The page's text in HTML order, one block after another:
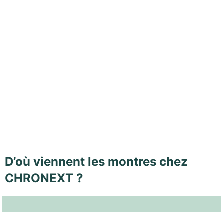
D’où viennent les montres chez
CHRONEXT ?